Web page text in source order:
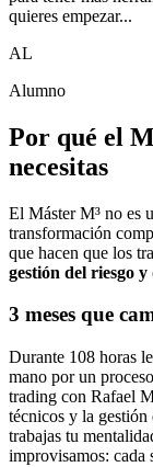
quieres empezar...
AL
Alumno
Por qué el
necesitas
El Máster M³ no es
transformación
que hacen que los
gestión del riesgo
3 meses que
Durante 108 horas
mano por un
trading con Rafael
técnicos y la
trabajas tu
improvisamos: cada